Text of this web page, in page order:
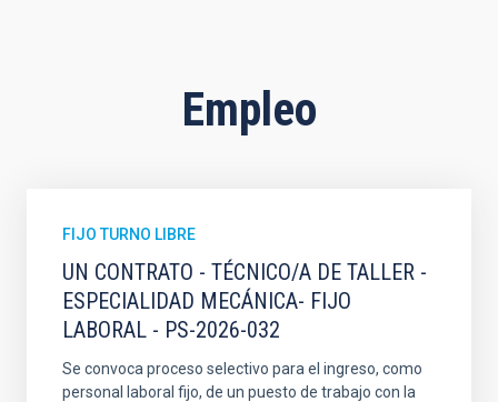
Empleo
FIJO TURNO LIBRE
UN CONTRATO - TÉCNICO/A DE TALLER -
ESPECIALIDAD MECÁNICA- FIJO
LABORAL - PS-2026-032
Se convoca proceso selectivo para el ingreso, como
personal laboral fijo, de un puesto de trabajo con la